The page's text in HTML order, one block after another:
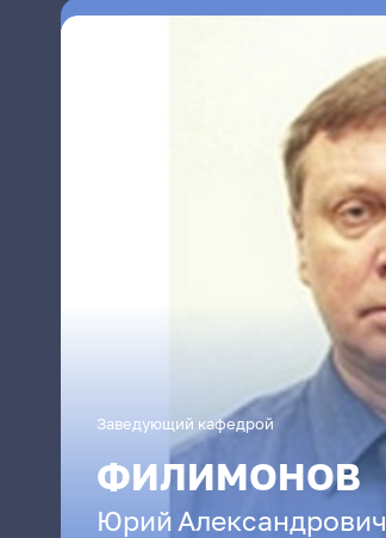
Заведующий кафедрой
ФИЛИМОНОВ
Юрий Александрович